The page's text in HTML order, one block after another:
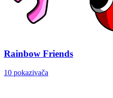
Rainbow Friends
10 pokazivača